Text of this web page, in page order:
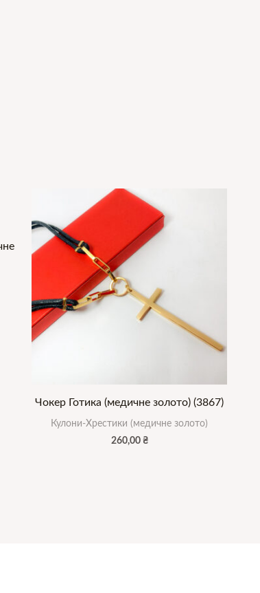
Чокер Готика (медичне золото) (3867)
Кулони-Хрестики (медичне золото)
260,00 ₴